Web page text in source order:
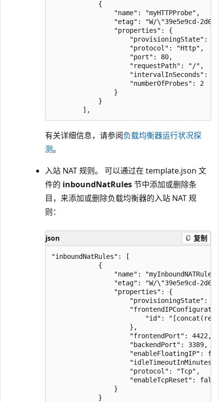
            {
                "name": "myHTTPProbe",
"etag": "W/\"39e5e9cd-
                "properties": {
"provisioningState":
                    "protocol": "Http",
                    "port": 80,
                    "requestPath": "/",
"intervalInSeconds":
                    "numberOfProbes": 2
                }
            }
有关详细信息，请参阅负载均衡器运行状况探
测。
入站 NAT 规则。 可以通过在 template.json 文
件的 inboundNatRules节中添加或删除条
目，来添加或删除负载均衡器的入站 NAT 规
则：
json 复制
"inboundNatRules": [
            {
                "name": "myInboundNATRule",
"etag": "W/\"39e5e9cd-
                "properties": {
"provisioningState":
"id":
                    },
                    "frontendPort": 4422,
                    "backendPort": 3389,
"enableFloatingIP":
                    "protocol": "Tcp",
                    "enableTcpReset": false
                }
            }